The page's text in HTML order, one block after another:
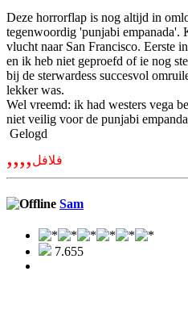
Deze horrorflap is nog altijd in
tegenwoordig 'punjabi empanada'.
vlucht naar San Francisco. Eerste
en ik heb niet geproefd of ie nog
bij de sterwardess succesvol
lekker was.
Wel vreemd: ik had westers vega
niet veilig voor de punjabi
Gelogd
,,,,فلافل
Sam
7.655